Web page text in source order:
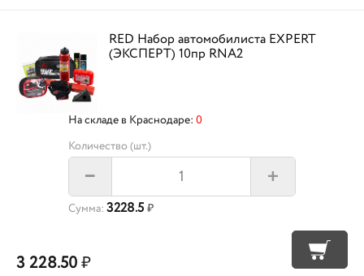
RED Набор автомобилиста EXPERT
(ЭКСПЕРТ) 10пр RNA2
На складе в Краснодаре: 0
Количество (шт.)
– +
Сумма: 3228.5 ₽
3 228.50₽